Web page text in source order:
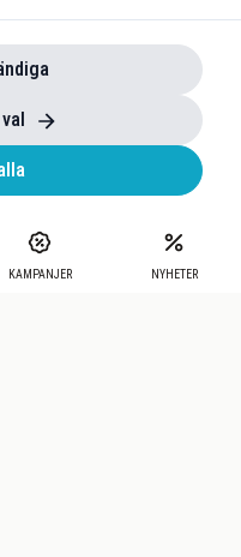
KAMPANJER NYHETER